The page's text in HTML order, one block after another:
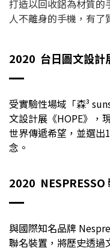
打造以回收鋁為材質的
人不離身的手機，有了
2020 台日圖文設計
受實驗性場域「森³
文設計展《HOPE》，
世界傳遞希望，並選出
念。
2020 NESPRESSO
與國際知名品牌
聯名裝置，將歷史透過